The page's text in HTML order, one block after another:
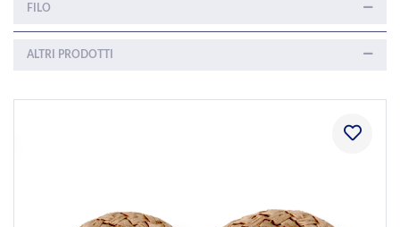
FILO
ALTRI PRODOTTI